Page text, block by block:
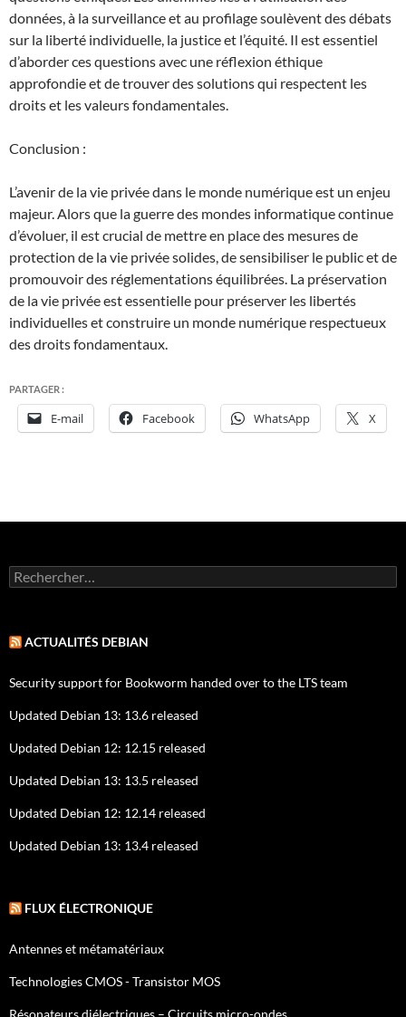
données, à la surveillance et au profilage soulèvent des débats
sur la liberté individuelle, la justice et l’équité. Il est essentiel
d’aborder ces questions avec une réflexion éthique
approfondie et de trouver des solutions qui respectent les
droits et les valeurs fondamentales.
Conclusion :
L’avenir de la vie privée dans le monde numérique est un enjeu
majeur. Alors que la guerre des mondes informatique continue
d’évoluer, il est crucial de mettre en place des mesures de
protection de la vie privée solides, de sensibiliser le public et de
promouvoir des réglementations équilibrées. La préservation
de la vie privée est essentielle pour préserver les libertés
individuelles et construire un monde numérique respectueux
des droits fondamentaux.
PARTAGER :
E-mail Facebook WhatsApp X
Rechercher :
ACTUALITÉS DEBIAN
Security support for Bookworm handed over to the LTS team
Updated Debian 13: 13.6 released
Updated Debian 12: 12.15 released
Updated Debian 13: 13.5 released
Updated Debian 12: 12.14 released
Updated Debian 13: 13.4 released
FLUX ÉLECTRONIQUE
Antennes et métamatériaux
Technologies CMOS - Transistor MOS